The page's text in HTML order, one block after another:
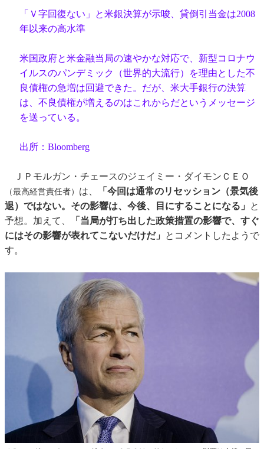
「Ｖ字回復ない」と米銀決算が示唆、貸倒引当金は2008
年以来の高水準
米国政府と米金融当局の速やかな対応で、新型コロナウ
イルスのパンデミック（世界的大流行）を理由とした不
良債権の急増は回避できた。だが、米大手銀行の決算
は、不良債権が増えるのはこれからだというメッセージ
を送っている。
出所：Bloomberg
ＪＰモルガン・チェースのジェイミー・ダイモンＣＥＯ
（最高経営責任者） は、
「今回は通常のリセッション（景気後
退）ではない。その影響は、今後、目にすることになる」
と
予想。加えて、
「当局が打ち出した政策措置の影響で、すぐ
にはその影響が表れてこないだけだ」
とコメントしたようで
す。